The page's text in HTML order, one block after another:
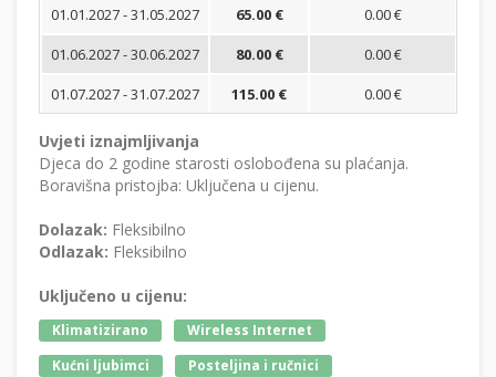
01.01.2027 - 31.05.2027 65.00 €
0.00 €
01.06.2027 - 30.06.2027
80.00 €
0.00 €
01.07.2027 - 31.07.2027
115.00 € 0.00 €
Uvjeti iznajmljivanja
Djeca do 2 godine starosti oslobođena su plaćanja.
Boravišna pristojba: Uključena u cijenu.
Dolazak: Fleksibilno
Odlazak: Fleksibilno
Uključeno u cijenu:
Klimatizirano
Wireless Internet
Kućni ljubimci
Posteljina i ručnici